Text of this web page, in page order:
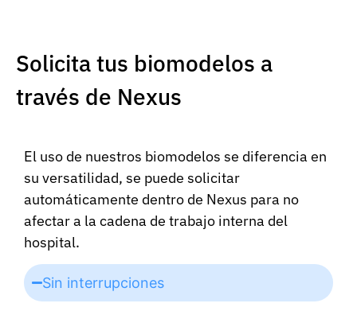
Solicita tus biomodelos a
través de Nexus
El uso de nuestros biomodelos se diferencia en
su versatilidad, se puede solicitar
automáticamente dentro de Nexus para no
afectar a la cadena de trabajo interna del
hospital.
Sin interrupciones